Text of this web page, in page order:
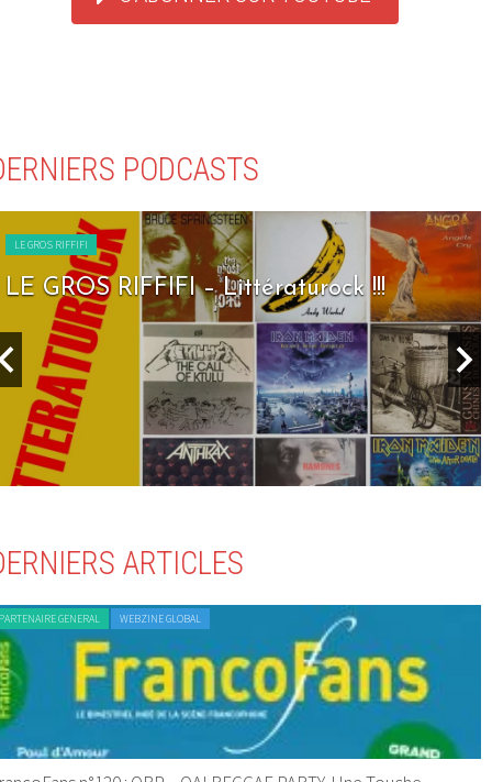
PODCASTS
LE GROS RIFFIFI
LE GROS RIFFIFI – Seven Days To Rock !!!
ARTICLES
GENERAL WEBZINE GLOBAL